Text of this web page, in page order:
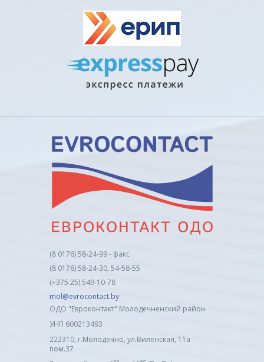
(8 0176) 58-24-99 - факс
(8 0176) 58-24-30, 54-58-55
(+375 25) 549-10-78
mol@evrocontact.by
ОДО "Евроконтакт" Молодечненский район
УНП 600213493
222310, г.Молодечно, ул.Виленская, 11а
пом.37